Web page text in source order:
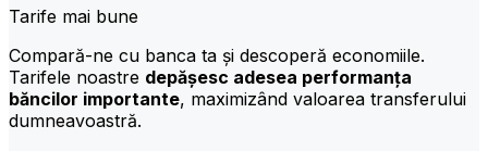
Tarife mai bune
Compară-ne cu banca ta și descoperă economiile.
Tarifele noastre depășesc adesea performanța
băncilor importante, maximizând valoarea transferului
dumneavoastră.